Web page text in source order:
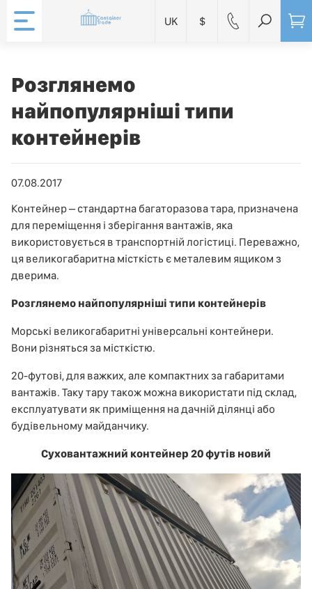
UK $
Розглянемо
найпопулярніші типи
контейнерів
07.08.2017
Контейнер – стандартна багаторазова тара, призначена
для переміщення і зберігання вантажів, яка
використовується в транспортній логістиці. Переважно,
ця великогабаритна місткість є металевим ящиком з
дверима.
Розглянемо найпопулярніші типи контейнерів
Морські великогабаритні універсальні контейнери.
Вони різняться за місткістю.
20-футові, для важких, але компактних за габаритами
вантажів. Таку тару також можна використати під склад,
експлуатувати як приміщення на дачній ділянці або
будівельному майданчику.
Суховантажний контейнер 20 футів новий